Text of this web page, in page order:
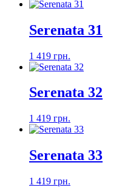
Serenata 31
1 419 грн.
Serenata 32
1 419 грн.
Serenata 33
1 419 грн.